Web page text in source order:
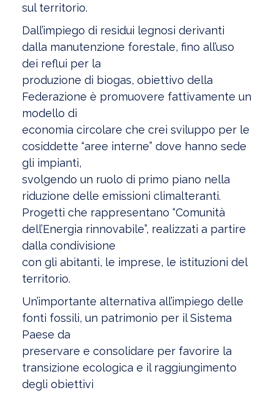
sul territorio.
Dall’impiego di residui legnosi derivanti
dalla manutenzione forestale, fino all’uso
dei reflui per la
produzione di biogas, obiettivo della
Federazione è promuovere fattivamente un
modello di
economia circolare che crei sviluppo per le
cosiddette “aree interne” dove hanno sede
gli impianti,
svolgendo un ruolo di primo piano nella
riduzione delle emissioni climalteranti.
Progetti che rappresentano “Comunità
dell’Energia rinnovabile”, realizzati a partire
dalla condivisione
con gli abitanti, le imprese, le istituzioni del
territorio.
Un’importante alternativa all’impiego delle
fonti fossili, un patrimonio per il Sistema
Paese da
preservare e consolidare per favorire la
transizione ecologica e il raggiungimento
degli obiettivi